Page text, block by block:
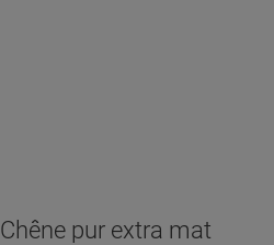
Chêne pur extra mat